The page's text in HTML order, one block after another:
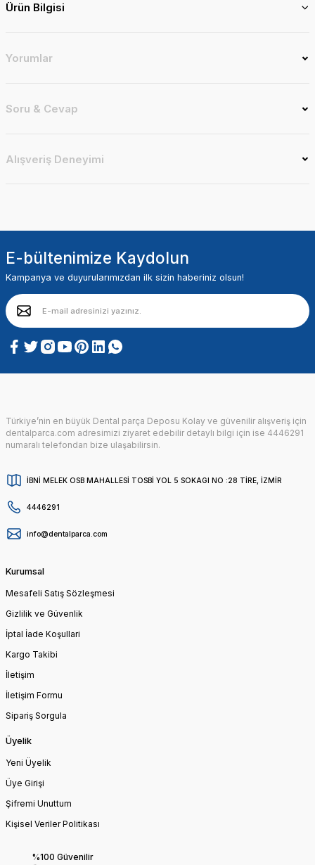
Ürün Bilgisi
Yorumlar
Soru & Cevap
Alışveriş Deneyimi
E-bültenimize Kaydolun
Kampanya ve duyurularımızdan ilk sizin haberiniz olsun!
Türkiye’nin en büyük Dental parça Deposu Kolay ve güvenilir alışveriş için
dentalparca.com adresimizi ziyaret edebilir detaylı bilgi için ise 4446291
numaralı telefondan bize ulaşabilirsin.
İBNİ MELEK OSB MAHALLESİ TOSBİ YOL 5 SOKAGI NO :28 TİRE, İZMİR
4446291
info@dentalparca.com
Kurumsal
Mesafeli Satış Sözleşmesi
Gizlilik ve Güvenlik
İptal İade Koşullari
Kargo Takibi
İletişim
İletişim Formu
Sipariş Sorgula
Üyelik
Yeni Üyelik
Üye Girişi
Şifremi Unuttum
Kişisel Veriler Politikası
%100 Güvenilir